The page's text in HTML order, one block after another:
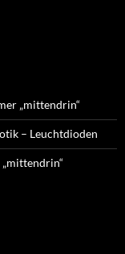
„mittendrin“
– Leuchtdioden